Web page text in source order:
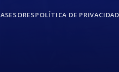
ASESORESPOLÍTICA DE PRIVACIDAD